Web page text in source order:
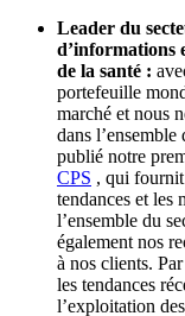
Leader du
d’informations
de la santé :
portefeuille
marché et nous
dans
publié notre
CPS , qui fournit
tendances et les
l’ensemble du
également nos
à nos clients.
les tendances
l’exploitation